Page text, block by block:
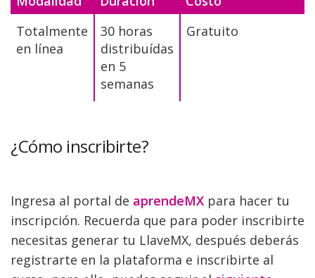
Totalmente
en línea
30 horas
distribuídas
en 5
semanas
Gratuito
¿Cómo inscribirte?
Ingresa al portal de aprendeMX para hacer tu
inscripción. Recuerda que para poder inscribirte
necesitas generar tu LlaveMX, después deberás
registrarte en la plataforma e inscribirte al